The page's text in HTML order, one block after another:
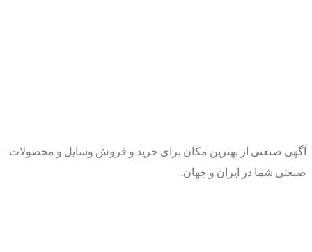
آگهی صنعتی از بهترین مکان برای خرید و فروش وسایل و محصولات
صنعتی شما در ایران و جهان.